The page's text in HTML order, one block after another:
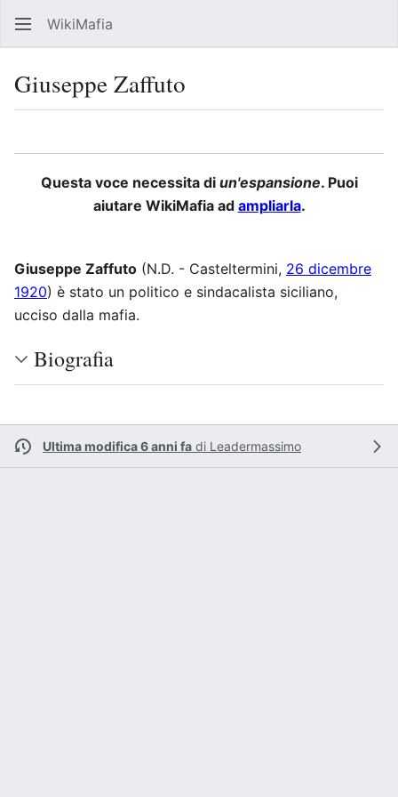
WikiMafia
Giuseppe Zaffuto
Questa voce necessita di un'espansione. Puoi
aiutare WikiMafia ad ampliarla.
Giuseppe Zaffuto (N.D. - Casteltermini, 26 dicembre
1920) è stato un politico e sindacalista siciliano,
ucciso dalla mafia.
Biografia
Ultima modifica 6 anni fa di Leadermassimo